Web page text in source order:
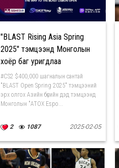
"BLAST Rising Asia Spring
2025" тэмцээнд Монголын
хоёр баг уригдлаа
#CS2 $400,000 шагналын сантай
"BLAST Open Spring 2025" тэмцээний
эрх олгох Азийн бүсийн дэд тэмцээнд
Монголын "ATOX Espo...
2 1087 2025-02-05